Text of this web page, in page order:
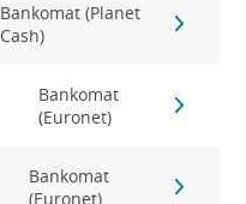
Bankomat (Planet
Cash)
Bankomat
(Euronet)
Bankomat
(Euronet)